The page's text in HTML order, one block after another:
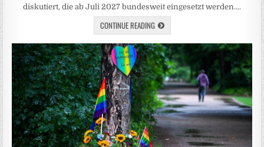
diskutiert, die ab Juli 2027 bundesweit eingesetzt werden….
CONTINUE READING